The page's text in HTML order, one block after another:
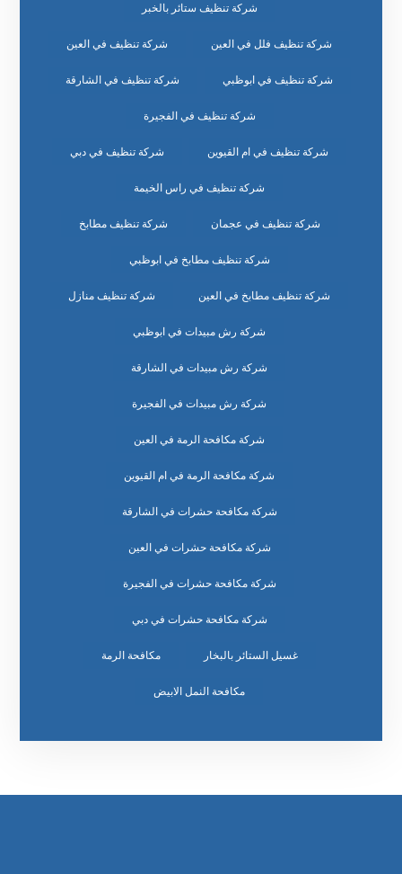
شركة تنظيف ستائر بالخبر
شركة تنظيف فلل في العين شركة تنظيف في العين
شركة تنظيف في ابوظبي شركة تنظيف في الشارقة
شركة تنظيف في الفجيرة
شركة تنظيف في ام القيوين شركة تنظيف في دبي
شركة تنظيف في راس الخيمة
شركة تنظيف في عجمان شركة تنظيف مطابخ
شركة تنظيف مطابخ في ابوظبي
شركة تنظيف مطابخ في العين شركة تنظيف منازل
شركة رش مبيدات في ابوظبي
شركة رش مبيدات في الشارقة
شركة رش مبيدات في الفجيرة
شركة مكافحة الرمة في العين
شركة مكافحة الرمة في ام القيوين
شركة مكافحة حشرات في الشارقة
شركة مكافحة حشرات في العين
شركة مكافحة حشرات في الفجيرة
شركة مكافحة حشرات في دبي
غسيل الستائر بالبخار مكافحة الرمة
مكافحة النمل الابيض